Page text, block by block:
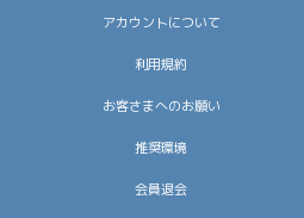
アカウントについて
利用規約
お客さまへのお願い
推奨環境
会員退会